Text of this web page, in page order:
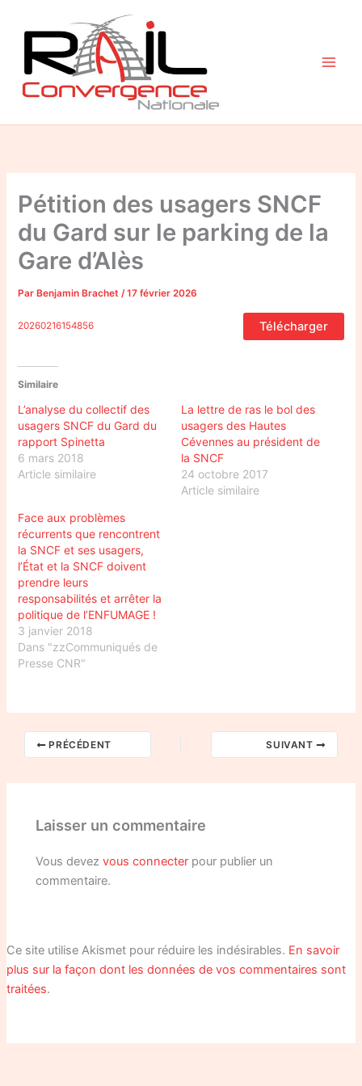
contenu
Pétition des usagers SNCF
du Gard sur le parking de la
Gare d’Alès
Par Benjamin Brachet/17 février 2026
20260216154856 Télécharger
Similaire
L’analyse du collectif des
usagers SNCF du Gard du
rapport Spinetta
6 mars 2018
Article similaire
La lettre de ras le bol des
usagers des Hautes
Cévennes au président de
la SNCF
24 octobre 2017
Article similaire
Face aux problèmes
récurrents que rencontrent
la SNCF et ses usagers,
l’État et la SNCF doivent
prendre leurs
responsabilités et arrêter la
politique de l’ENFUMAGE !
3 janvier 2018
Dans "zzCommuniqués de
Presse CNR"
PRÉCÉDENT SUIVANT
Laisser un commentaire
Vous devezvous connecter pour publier un
commentaire.
Ce site utilise Akismet pour réduire les indésirables. En savoir
plus sur la façon dont les données de vos commentaires sont
traitées.